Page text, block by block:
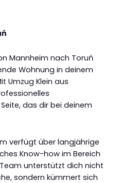
Mannheim nach Toruń
Wohnung in deinem
Umzug Klein aus
das dir bei deinem
verfügt über langjährige
Know-how im Bereich
unterstützt dich nicht
sondern kümmert sich